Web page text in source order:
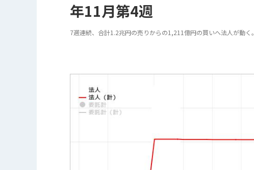
年11月第4週
7週連続、合計1.2兆円の売りからの1,211億円の買いへ法人が動く。